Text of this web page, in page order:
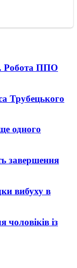
Робота ППО
Трубецького
одного
завершення
вибуху в
чоловіків із